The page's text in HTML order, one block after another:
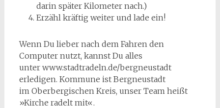
darin später Kilometer nach.)
Erzähl kräftig weiter und lade ein!
Wenn Du lieber nach dem Fahren den
Computer nutzt, kannst Du alles
unter www.stadtradeln.de/bergneustadt
erledigen. Kommune ist Bergneustadt
im Oberbergischen Kreis, unser Team heißt
»Kirche radelt mit«.